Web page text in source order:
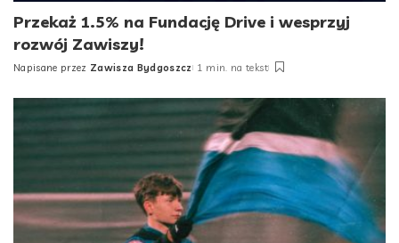
Przekaż 1.5% na Fundację Drive i wesprzyj
rozwój Zawiszy!
Posted
Napisane przez Zawisza Bydgoszcz 1 min. na tekst